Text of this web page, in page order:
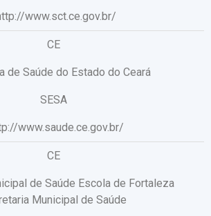
www.sct.ce.gov.br/
CE
de Saúde do Estado do Ceará
SESA
www.saude.ce.gov.br/
CE
de Saúde Escola de Fortaleza
Municipal de Saúde